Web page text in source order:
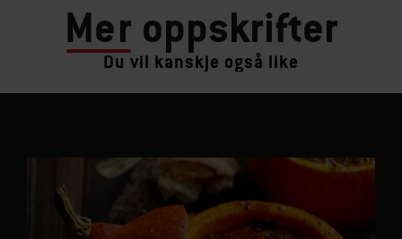
Mer oppskrifter
Du vil kanskje også like